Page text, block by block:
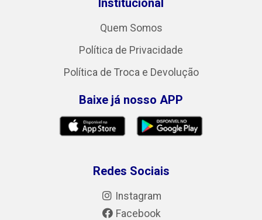
Institucional
Quem Somos
Política de Privacidade
Política de Troca e Devolução
Baixe já nosso APP
Redes Sociais
Instagram
Facebook